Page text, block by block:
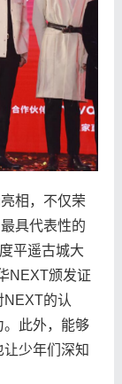
相，不仅荣
具代表性的
平遥古城大
NEXT颁发证
NEXT的认
。此外，能够
少年们深知